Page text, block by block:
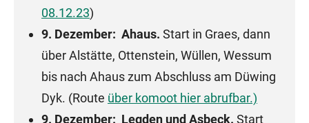
08.12.23)
9. Dezember: Ahaus. Start in Graes, dann
über Alstätte, Ottenstein, Wüllen, Wessum
bis nach Ahaus zum Abschluss am Düwing
Dyk. (Route über komoot hier abrufbar.)
9. Dezember: Legden und Asbeck. Start